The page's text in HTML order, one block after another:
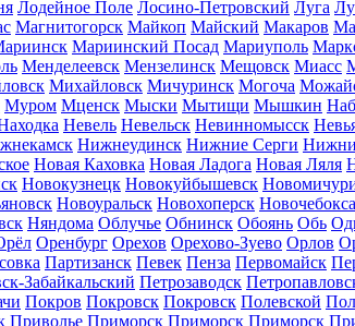
Лодейное Поле Лосино-Петровский Луга
Магнитогорск Майкоп Майский Макаров
Мариинский Посад Мариуполь
Менделеевск Мензелинск Мещовск Миасс
Михайловск Мичуринск Могоча
Муром Мценск Мыски Мытищи Мышкин
Невель Невельск Невинномысск
Нижнеудинск Нижние Серги
Новая Каховка Новая Ладога Новая Ляля
Новокузнецк Новокуйбышевск
Новоуральск Новохоперск
Няндома Облучье Обнинск Обоянь Обь
Оренбург Орехов Орехово-Зуево Орлов
Партизанск Певек Пенза Первомайск
Забайкальский Петрозаводск
Покров Покровск Покровск Полевской
Приволье Приморск Приморск Приморск